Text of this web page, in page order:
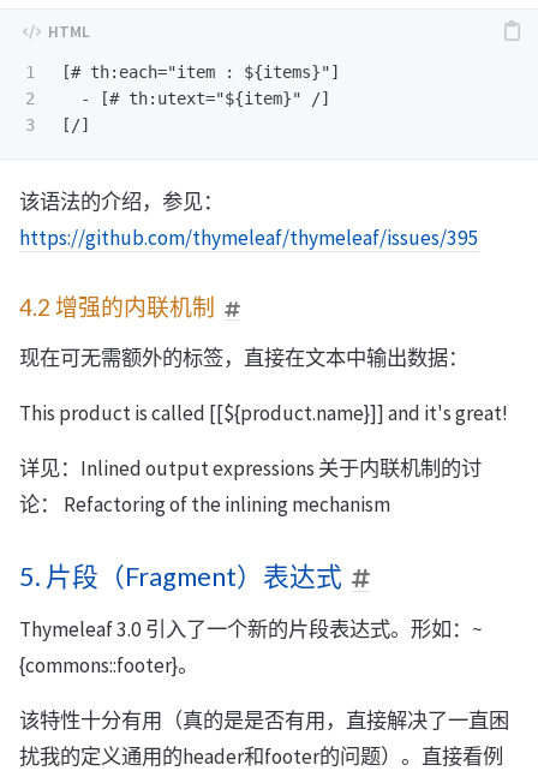
1
2
[# th:each="item : ${items}"]
  - [# th:utext="${item}" /]
该语法的介绍，参见：
https://github.com/thymeleaf/thymeleaf/issues/395
4.2 增强的内联机制
现在可无需额外的标签，直接在文本中输出数据：
This product is called [[${product.name}]] and it's great!
详见：Inlined output expressions 关于内联机制的讨
论： Refactoring of the inlining mechanism
5. 片段（Fragment）表达式
Thymeleaf 3.0 引入了一个新的片段表达式。形如：~
{commons::footer}。
该特性十分有用（真的是是否有用，直接解决了一直困
扰我的定义通用的header和footer的问题）。直接看例